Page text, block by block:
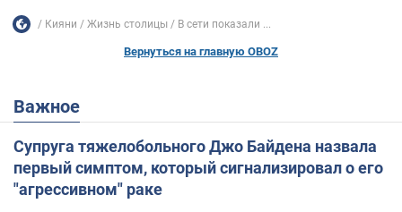
Кияни Жизнь столицы В сети показали ...
Вернуться на главную OBOZ
Важное
Супруга тяжелобольного Джо Байдена назвала
первый симптом, который сигнализировал о его
"агрессивном" раке